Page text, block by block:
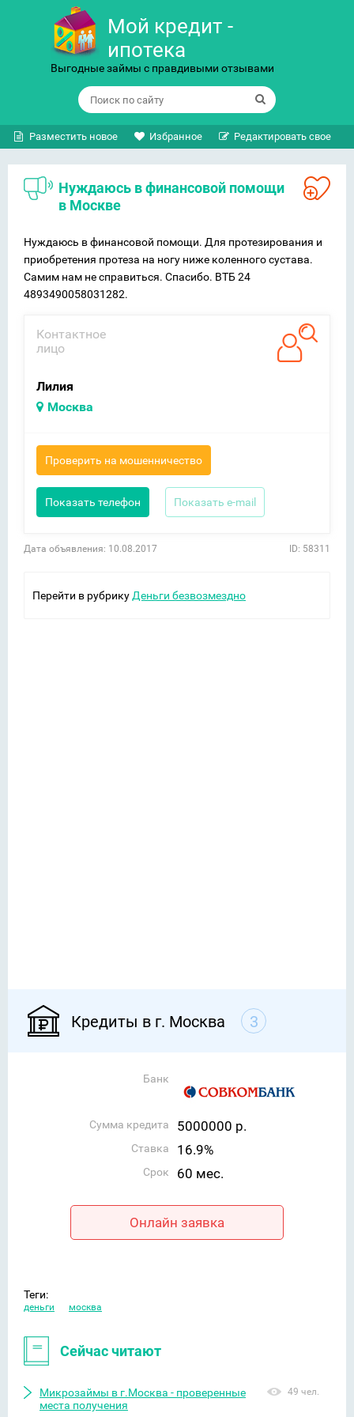
Мой кредит -
ипотека
Выгодные займы с правдивыми отзывами
Разместить новое Избранное Редактировать свое
Нуждаюсь в финансовой помощи
в Москве
Нуждаюсь в финансовой помощи. Для протезирования и
приобретения протеза на ногу ниже коленного сустава.
Самим нам не справиться. Спасибо. ВТБ 24
4893490058031282.
Контактное
лицо
Лилия
Москва
Проверить на мошенничество
Показать телефон Показать e-mail
Дата объявления: 10.08.2017 ID: 58311
Перейти в рубрику Деньги безвозмездно
Кредиты в г. Москва 3
Банк
Сумма кредита 5000000 р.
Ставка 16.9%
Срок 60 мес.
Онлайн заявка
Теги:
деньги москва
Сейчас читают
Микрозаймы в г.Москва - проверенные
места получения
49 чел.